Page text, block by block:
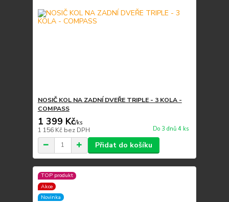
NOSIČ KOL NA ZADNÍ DVEŘE TRIPLE - 3 KOLA -
COMPASS
1 399 Kč/ks
1 156 Kč bez DPH Do 3 dnů 4 ks
Přidat do košíku
TOP produkt
Akce
Novinka